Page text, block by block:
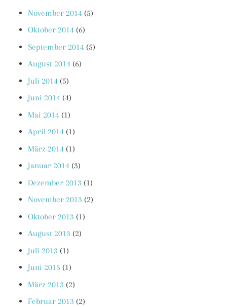
November 2014 (5)
Oktober 2014 (6)
September 2014 (5)
August 2014 (6)
Juli 2014 (5)
Juni 2014 (4)
Mai 2014 (1)
April 2014 (1)
März 2014 (1)
Januar 2014 (3)
Dezember 2013 (1)
November 2013 (2)
Oktober 2013 (1)
August 2013 (2)
Juli 2013 (1)
Juni 2013 (1)
März 2013 (2)
Februar 2013 (2)